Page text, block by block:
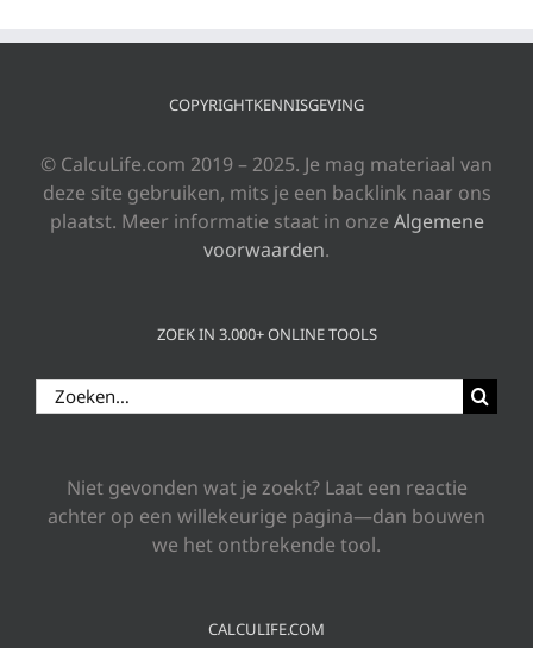
COPYRIGHTKENNISGEVING
© CalcuLife.com 2019 – 2025. Je mag materiaal van
deze site gebruiken, mits je een backlink naar ons
plaatst. Meer informatie staat in onze Algemene
voorwaarden.
ZOEK IN 3.000+ ONLINE TOOLS
Zoeken
naar:
Niet gevonden wat je zoekt? Laat een reactie
achter op een willekeurige pagina—dan bouwen
we het ontbrekende tool.
CALCULIFE.COM